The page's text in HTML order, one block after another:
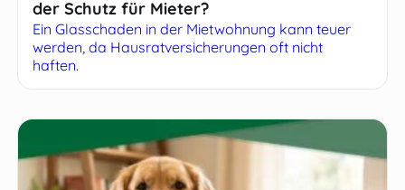
der Schutz für Mieter?
Ein Glasschaden in der Mietwohnung kann teuer
werden, da Hausratversicherungen oft nicht
haften.